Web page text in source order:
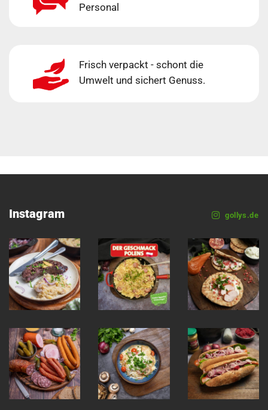
Personal
Frisch verpackt - schont die
Umwelt und sichert Genuss.
Instagram gollys.de